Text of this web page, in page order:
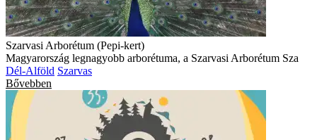
Szarvasi Arborétum (Pepi-kert)
Magyarország legnagyobb arborétuma, a Szarvasi Arborétum Sza
Dél-Alföld Szarvas
Bővebben